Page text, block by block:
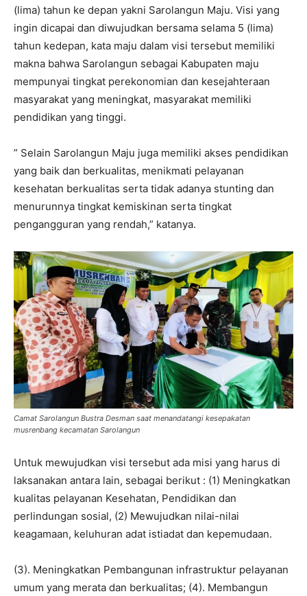
(lima) tahun ke depan yakni Sarolangun Maju. Visi yang
ingin dicapai dan diwujudkan bersama selama 5 (lima)
tahun kedepan, kata maju dalam visi tersebut memiliki
makna bahwa Sarolangun sebagai Kabupaten maju
mempunyai tingkat perekonomian dan kesejahteraan
masyarakat yang meningkat, masyarakat memiliki
pendidikan yang tinggi.
” Selain Sarolangun Maju juga memiliki akses pendidikan
yang baik dan berkualitas, menikmati pelayanan
kesehatan berkualitas serta tidak adanya stunting dan
menurunnya tingkat kemiskinan serta tingkat
pengangguran yang rendah,” katanya.
Camat Sarolangun Bustra Desman saat menandatangi kesepakatan
musrenbang kecamatan Sarolangun
Untuk mewujudkan visi tersebut ada misi yang harus di
laksanakan antara lain, sebagai berikut : (1) Meningkatkan
kualitas pelayanan Kesehatan, Pendidikan dan
perlindungan sosial, (2) Mewujudkan nilai-nilai
keagamaan, keluhuran adat istiadat dan kepemudaan.
(3). Meningkatkan Pembangunan infrastruktur pelayanan
umum yang merata dan berkualitas; (4). Membangun